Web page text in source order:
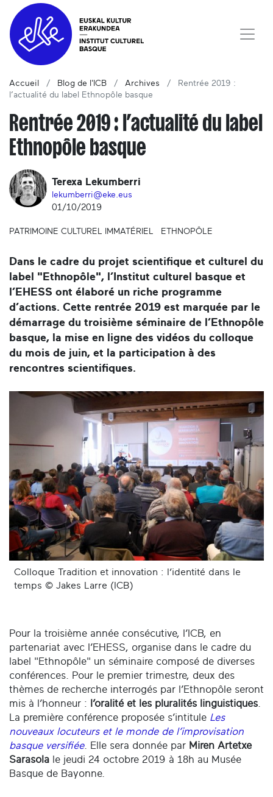
Accueil Blog de l'ICB Archives
Rentrée 2019 :
l’actualité du label Ethnopôle basque
Rentrée 2019 : l’actualité du label
Ethnopôle basque
Terexa Lekumberri
lekumberri@eke.eus
01/10/2019
PATRIMOINE CULTUREL IMMATÉRIEL ETHNOPÔLE
Dans le cadre du projet scientifique et culturel du
label "Ethnopôle", l’Institut culturel basque et
l’EHESS ont élaboré un riche programme
d’actions. Cette rentrée 2019 est marquée par le
démarrage du troisième séminaire de l’Ethnopôle
basque, la mise en ligne des vidéos du colloque
du mois de juin, et la participation à des
rencontres scientifiques.
Colloque Tradition et innovation : l’identité dans le
temps © Jakes Larre (ICB)
Pour la troisième année consécutive, l’ICB, en
partenariat avec l’EHESS, organise dans le cadre du
label "Ethnopôle" un séminaire composé de diverses
conférences. Pour le premier trimestre, deux des
thèmes de recherche interrogés par l’Ethnopôle seront
mis à l’honneur : l’oralité et les pluralités linguistiques
La première conférence proposée s’intitule Les
nouveaux locuteurs et le monde de l’improvisation
basque versifiée. Elle sera donnée par Miren Artetxe
Sarasola le jeudi 24 octobre 2019 à 18h au Musée
Basque de Bayonne.